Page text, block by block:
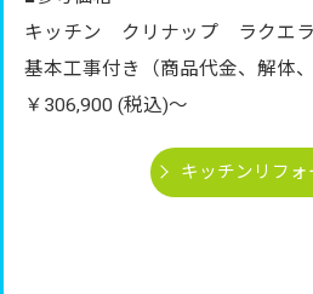
キッチン クリナップ ラクエ
基本工事付き（商品代金、解体
￥306,900 (税込)～
キッチンリフォ